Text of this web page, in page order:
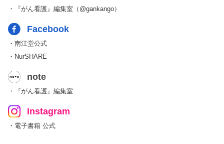
・『がん看護』編集室（@gankango）
Facebook
・南江堂公式
・NurSHARE
note
・『がん看護』編集室
Instagram
・電子書籍 公式